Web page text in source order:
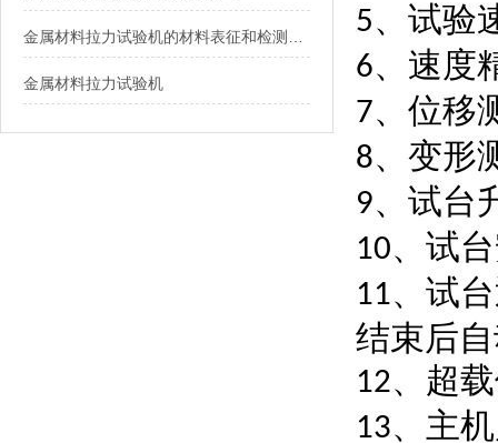
金属材料拉力试验机
5、试验
6、速度
7、位移
8、变形
9、试台
10、试
11、试
结束后
12、超
13、主